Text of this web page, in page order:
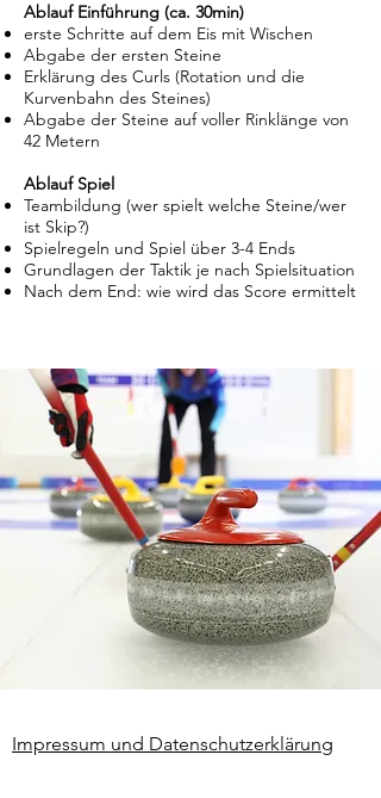
Ablauf Einführung (ca. 30min)
erste Schritte auf dem Eis mit Wischen
Abgabe der ersten Steine
Erklärung des Curls (Rotation und die
Kurvenbahn des Steines)
Abgabe der Steine auf voller Rinklänge von
42 Metern
Ablauf Spiel
Teambildung (wer spielt welche Steine/wer
ist Skip?)
Spielregeln und Spiel über 3-4 Ends
Grundlagen der Taktik je nach Spielsituation
Nach dem End: wie wird das Score ermittelt
Impressum und Datenschutzerklärung